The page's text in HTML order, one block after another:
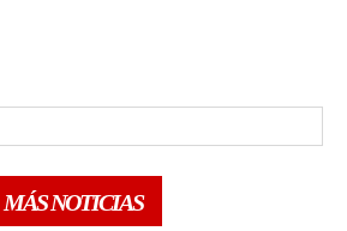
MÁS NOTICIAS